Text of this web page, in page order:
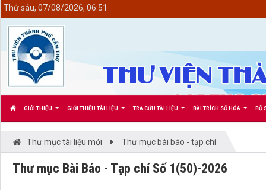
GIỚI THIỆU GIỚI THIỆU TÀI LIỆU TRA CỨU TÀI LIỆU BÀI TRÍCH SỐ HÓA BỘ
Thứ sáu, 07/08/2026, 06:51
Thư mục tài liệu mới Thư mục bài báo - tạp chí
Thư mục Bài Báo - Tạp chí Số 1(50)-2026
<